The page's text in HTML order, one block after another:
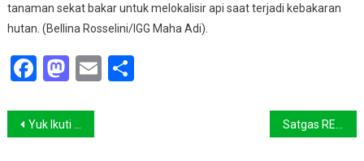
tanaman sekat bakar untuk melokalisir api saat terjadi kebakaran
hutan. (Bellina Rosselini/IGG Maha Adi).
Facebook
Mastodon
EmailShare
Navigasi
Yuk Ikuti Pelatihan Jurnalistik Lingkungan SIEJ